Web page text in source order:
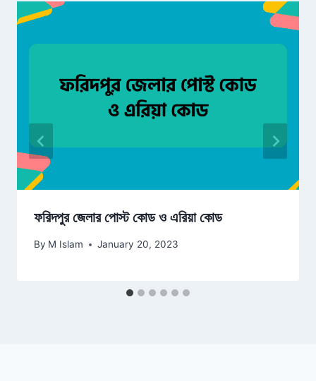
ফরিদপুর জেলার পোস্ট কোড ও এরিয়া কোড
By M Islam January 20, 2023